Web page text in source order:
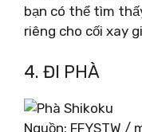
bạn có thể tìm
riêng cho cối xay
4. ĐI PHÀ
Nguồn: FFYSTW /